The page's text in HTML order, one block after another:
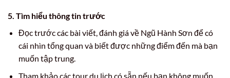
5. Tìm hiểu thông tin trước
Đọc trước các bài viết, đánh giá về Ngũ Hành Sơn để có
cái nhìn tổng quan và biết được những điểm đến mà bạn
muốn tập trung.
Tham khảo các tour du lịch có sẵn nếu bạn không muốn